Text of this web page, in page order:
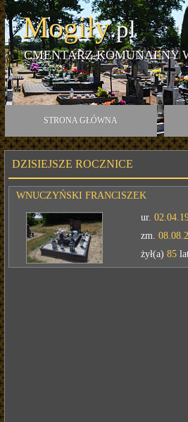
Mogiły.pl
CMENTARZ KOMUNALNY
STRONA GŁÓWNA
DZISIEJSZE ROCZNICE
WNUCZYŃSKI FRANCISZEK
ur.
zm.
żył(a) 85